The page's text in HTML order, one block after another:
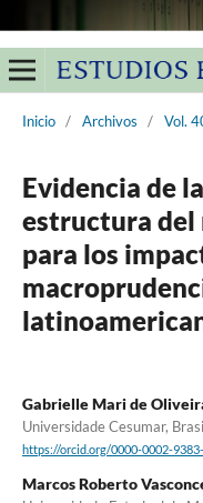
Inicio / Archivos / Vol.
Evidencia de
estructura del
para los
Gabrielle Mari de
Universidade Cesumar,
https://orcid.org/0000-0002-
Marcos Roberto